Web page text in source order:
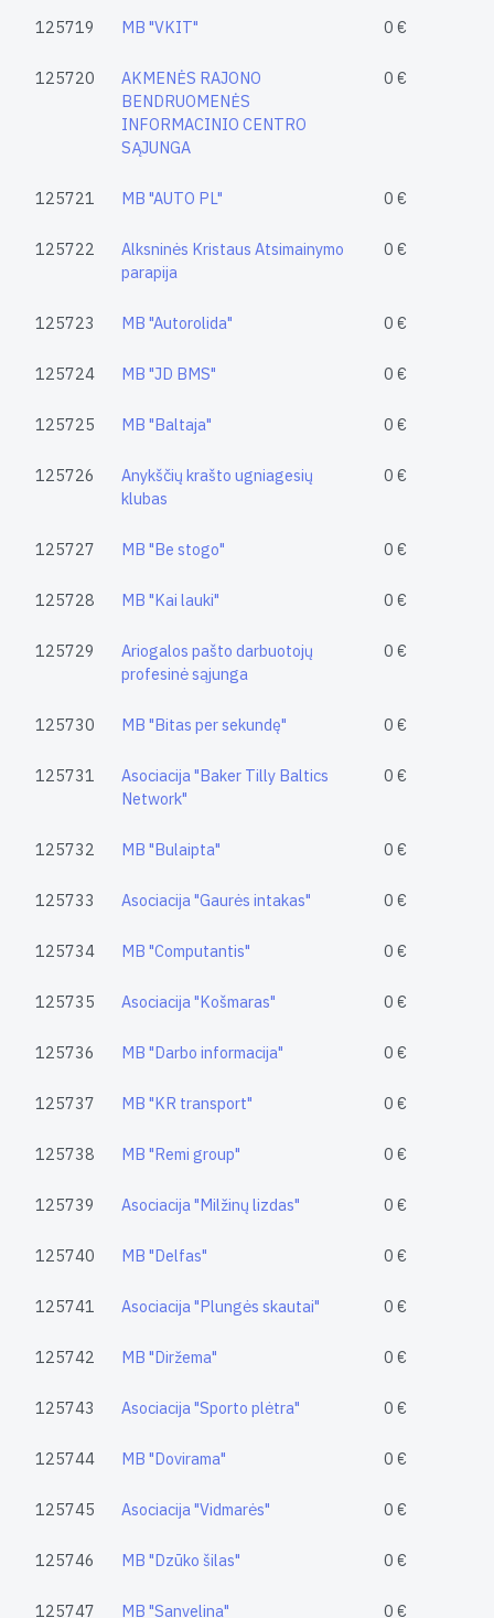
125719 MB "VKIT" 0 €
125720
AKMENĖS RAJONO
BENDRUOMENĖS
INFORMACINIO CENTRO
SĄJUNGA
0 €
125721 MB "AUTO PL" 0 €
125722
Alksninės Kristaus Atsimainymo
parapija
0 €
125723 MB "Autorolida" 0 €
125724 MB "JD BMS" 0 €
125725 MB "Baltaja" 0 €
125726
Anykščių krašto ugniagesių
klubas
0 €
125727 MB "Be stogo" 0 €
125728 MB "Kai lauki" 0 €
125729
Ariogalos pašto darbuotojų
profesinė sąjunga
0 €
125730 MB "Bitas per sekundę" 0 €
125731
Asociacija "Baker Tilly Baltics
Network"
0 €
125732 MB "Bulaipta" 0 €
125733 Asociacija "Gaurės intakas" 0 €
125734 MB "Computantis" 0 €
125735 Asociacija "Košmaras" 0 €
125736 MB "Darbo informacija" 0 €
125737 MB "KR transport" 0 €
125738 MB "Remi group" 0 €
125739 Asociacija "Milžinų lizdas" 0 €
125740 MB "Delfas" 0 €
125741 Asociacija "Plungės skautai" 0 €
125742 MB "Diržema" 0 €
125743 Asociacija "Sporto plėtra" 0 €
125744 MB "Dovirama" 0 €
125745 Asociacija "Vidmarės" 0 €
125746 MB "Dzūko šilas" 0 €
125747 MB "Sanvelina" 0 €